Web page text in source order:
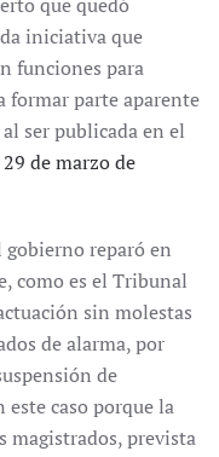
iniciativa que
funciones para
formar parte aparente
ser publicada en el
de marzo de
reparó en
como es el Tribunal
sin molestas
de alarma, por
de
este caso porque la
magistrados, prevista